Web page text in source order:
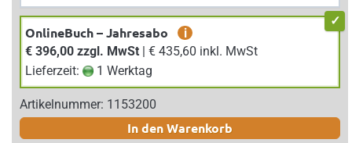
OnlineBuch – Jahresabo
i
€ 396,00 zzgl. MwSt
| € 435,60 inkl. MwSt
Lieferzeit:
1 Werktag
Artikelnummer: 1153200
In den Warenkorb